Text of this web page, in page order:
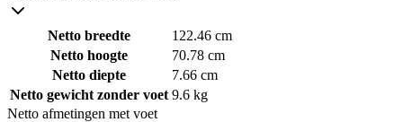
Netto breedte
122.46 cm
Netto hoogte
70.78 cm
Netto diepte
7.66 cm
Netto gewicht zonder voet 9.6 kg
Netto afmetingen met voet